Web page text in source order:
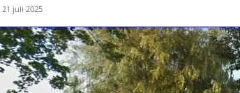
21 juli 2025